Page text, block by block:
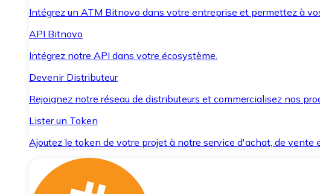
Intégrez un ATM Bitnovo dans votre entreprise et permettez à
API Bitnovo
Intégrez notre API dans votre écosystème.
Devenir Distributeur
Rejoignez notre réseau de distributeurs et commercialisez nos
Lister un Token
Ajoutez le token de votre projet à notre service d'achat, de vente